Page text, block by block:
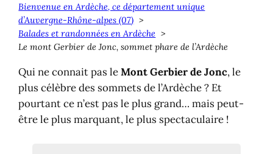
Bienvenue en Ardèche, ce département unique
d’Auvergne-Rhône-alpes (07)
Balades et randonnées en Ardèche
Le mont Gerbier de Jonc, sommet phare de l’Ardèche
Qui ne connait pas leMont Gerbier de Jonc, le
plus célèbre des sommets de l’Ardèche ? Et
pourtant ce n’est pas le plus grand… mais peut-
être le plus marquant, le plus spectaculaire !